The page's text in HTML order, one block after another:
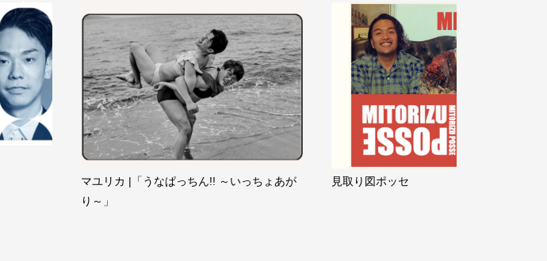
マユリカ |「うなぱっちん!! ～いっちょあが
り～」
見取り図ポッセ